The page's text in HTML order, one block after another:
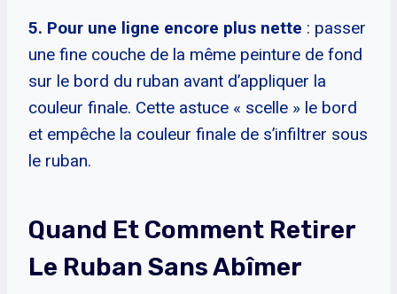
5. Pour une ligne encore plus nette : passer
une fine couche de la même peinture de fond
sur le bord du ruban avant d’appliquer la
couleur finale. Cette astuce « scelle » le bord
et empêche la couleur finale de s’infiltrer sous
le ruban.
Quand Et Comment Retirer
Le Ruban Sans Abîmer